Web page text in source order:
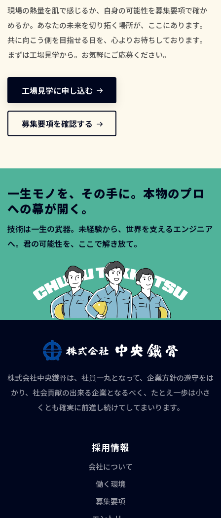
現場の熱量を肌で感じるか、自身の可能性を募集要項で確か
めるか。あなたの未来を切り拓く場所が、ここにあります。
共に向こう側を目指せる日を、心よりお待ちしております。
まずは工場見学から。お気軽にご応募ください。
工場見学に申し込む
募集要項を確認する
一生モノを、その手に。本物のプロ
への幕が開く。
技術は一生の武器。未経験から、世界を支えるエンジニア
へ。君の可能性を、ここで解き放て。
株式会社中央鐵骨は、社員一丸となって、企業方針の遵守をは
かり、社会貢献の出来る企業となるべく、たとえ一歩は小さ
くとも確実に前進し続けてしてまいります。
採用情報
会社について
働く環境
募集要項